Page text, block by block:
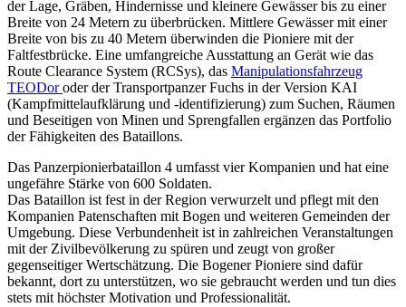
der Lage, Gräben, Hindernisse und kleinere Gewässer bis zu einer
Breite von 24 Metern zu überbrücken. Mittlere Gewässer mit einer
Breite von bis zu 40 Metern überwinden die Pioniere mit der
Faltfestbrücke. Eine umfangreiche Ausstattung an Gerät wie das
Route Clearance System (RCSys), das Manipulationsfahrzeug
TEODoroder der Transportpanzer Fuchs in der Version KAI
(Kampfmittelaufklärung und -identifizierung) zum Suchen, Räumen
und Beseitigen von Minen und Sprengfallen ergänzen das Portfolio
der Fähigkeiten des Bataillons.
Das Panzerpionierbataillon 4 umfasst vier Kompanien und hat eine
ungefähre Stärke von 600 Soldaten.
Das Bataillon ist fest in der Region verwurzelt und pflegt mit den
Kompanien Patenschaften mit Bogen und weiteren Gemeinden der
Umgebung. Diese Verbundenheit ist in zahlreichen Veranstaltungen
mit der Zivilbevölkerung zu spüren und zeugt von großer
gegenseitiger Wertschätzung. Die Bogener Pioniere sind dafür
bekannt, dort zu unterstützen, wo sie gebraucht werden und tun dies
stets mit höchster Motivation und Professionalität.